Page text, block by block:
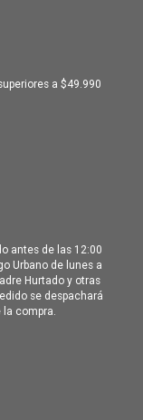
a $49.990
antes de las 12:00
Urbano de lunes a
Hurtado y otras
se despachará
la compra.